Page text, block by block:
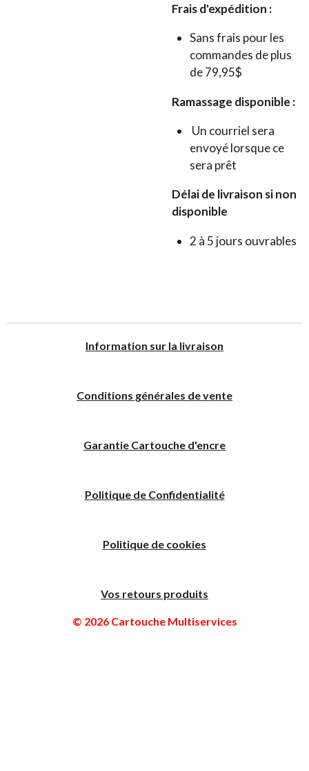
Frais d'expédition :
Sans frais pour les
commandes de plus
de 79,95$
Ramassage disponible :
Un courriel sera
envoyé lorsque ce
sera prêt
Délai de livraison si non
disponible
2 à 5 jours ouvrables
Information sur la livraison
Conditions générales de vente
Garantie Cartouche d'encre
Politique de Confidentialité
Politique de cookies
Vos retours produits
© 2026 Cartouche Multiservices